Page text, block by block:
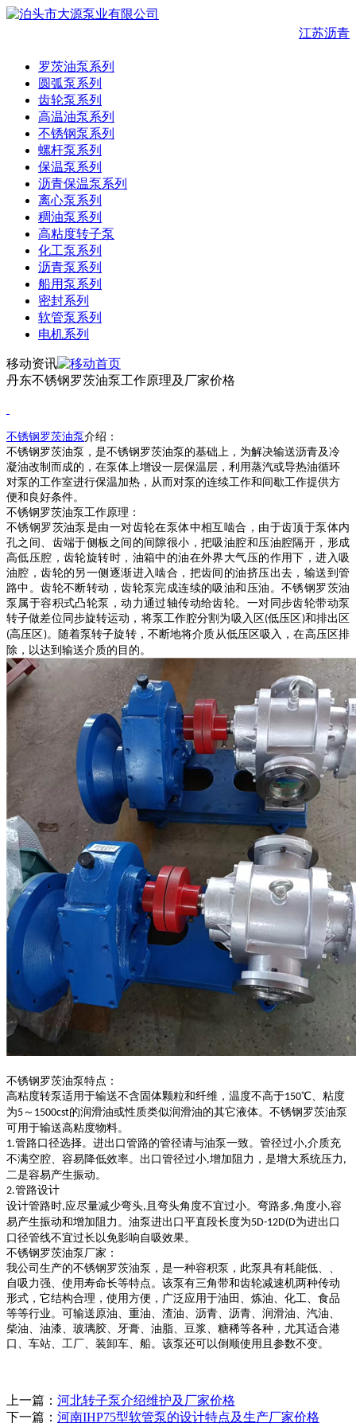
江苏沥青
罗茨油泵系列
圆弧泵系列
齿轮泵系列
高温油泵系列
不锈钢泵系列
螺杆泵系列
保温泵系列
沥青保温泵系列
离心泵系列
稠油泵系列
高粘度转子泵
化工泵系列
沥青泵系列
船用泵系列
密封系列
软管泵系列
电机系列
移动资讯
丹东不锈钢罗茨油泵工作原理及厂家价格
不锈钢 罗茨油泵介绍：
不锈钢罗茨油泵 ，是不锈钢罗茨油泵 的基础上，为解决输送沥青及冷
凝油改制而成的，在泵体上增设一层保温层，利用蒸汽或导热油循环
对泵的工作室进行保温加热，从而对泵的连续工作和间歇工作提供方
便和良好条件。
不锈钢罗茨油泵工作原理：
不锈钢罗茨油泵 是由一对齿轮在泵体中相互啮合，由于齿顶于泵体内
孔之间、齿端于侧板之间的间隙很小，把吸油腔和压油腔隔开，形成
高低压腔，齿轮旋转时，油箱中的油在外界大气压的作用下，进入吸
油腔，齿轮的另一侧逐渐进入啮合，把齿间的油挤压出去，输送到管
路中。齿轮不断转动，齿轮泵完成连续的吸油和压油。 不锈钢罗茨油
泵 属于容积式凸轮泵，动力通过轴传动给齿轮。一对同步齿轮带动泵
转子做差位同步旋转运动，将泵工作腔分割为吸入区(低压区 )和排出区
(高压区 )。随着泵转子旋转，不断地将介质从低压区吸入，在高压区排
除，以达到输送介质的目的。
不锈钢罗茨油泵特点：
高粘度转泵适用于输送不含固体颗粒和纤维，温度不高于150℃、粘度
为5 ～ 1500cst的润滑油或性质类似润滑油的其它液体。 不锈钢罗茨油泵
可用于输送高粘度物料。
1.管路口径选择。进出口管路的管径请与油泵一致。管径过小,介质充
不满空腔、容易降低效率。出口管径过小,增加阻力，是增大系统压力 ,
二是容易产生振动。
2.管路设计
设计管路时,应尽量减少弯头, 且弯头角度不宜过小。弯路多,角度小,容
易产生振动和增加阻力。油泵进出口平直段长度为5D-12D(D为进出口
口径管线不宜过长以免影响自吸效果。
不锈钢罗茨油泵 厂家：
我公司生产的不锈钢罗茨油泵 ，是一种容积泵，此泵具有耗能低、、
自吸力强、使用寿命长等特点。该泵有三角带和齿轮减速机两种传动
形式，它结构合理，使用方便，广泛应用于油田、炼油、化工、食品
等等行业。可输送原油、重油、渣油、沥青、沥青、润滑油、汽油、
柴油、油漆、玻璃胶、牙膏、油脂、豆浆、糖稀等各种，尤其适合港
口、车站、工厂、装卸车、船。该泵还可以倒顺使用且参数不变。
上一篇： 河北转子泵介绍维护及厂家价格
下一篇： 河南IHP75型软管泵的设计特点及生产厂家价格